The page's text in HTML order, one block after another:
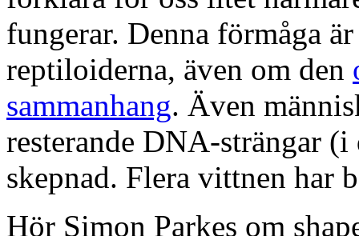
fungerar. Denna förmåga
reptiloiderna, även om den
sammanhang. Även
resterande DNA-strängar
skepnad. Flera vittnen har
Hör Simon Parkes om